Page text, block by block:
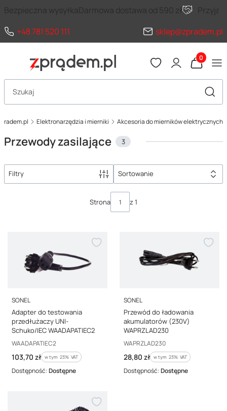
Bezpieczna wysyłkaDarmowa dostawa od 590 zł
+48 781 520 111
sklep@zpradem.pl
Produkty
Otwórz wyszukiwarkę
Elektronarzędzia i mierniki Akcesoria do mierników elektrycznych
Przewody zasilające 3
Filtry Sortowanie
Strona z 1
PRODUCENT
SONEL
Adapter do testowania
przedłużaczy UNI-
Schuko/IEC WAADAPATIEC2
Kod producenta
WAADAPATIEC2
Cena brutto
103,70 zł w tym %s VAT
w tym 23% VAT
Dostępność:Dostępne
PRODUCENT
SONEL
Przewód do ładowania
akumulatorów (230V)
WAPRZLAD230
Kod producenta
WAPRZLAD230
Cena brutto
28,80 zł w tym %s VAT
w tym 23% VAT
Dostępność:Dostępne